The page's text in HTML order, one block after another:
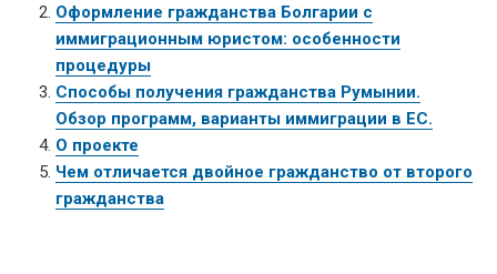
Оформление гражданства Болгарии с
иммиграционным юристом: особенности
процедуры
Способы получения гражданства Румынии.
Обзор программ, варианты иммиграции в ЕС.
О проекте
Чем отличается двойное гражданство от второго
гражданства